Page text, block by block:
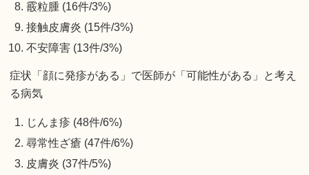
霰粒腫 (16件/3%)
接触皮膚炎 (15件/3%)
不安障害 (13件/3%)
症状「顔に発疹がある」で医師が「可能性がある」と考え
る病気
じんま疹 (48件/6%)
尋常性ざ瘡 (47件/6%)
皮膚炎 (37件/5%)